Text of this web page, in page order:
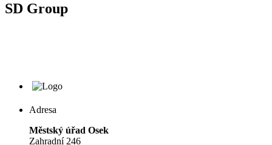
SD Group
Adresa
Městský úřad Osek
Zahradní 246